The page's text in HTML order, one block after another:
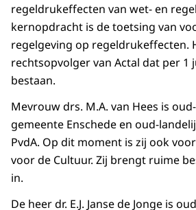
regeldrukeffecten van wet- en
kernopdracht is de toetsing van
regelgeving op regeldrukeffecten.
rechtsopvolger van Actal dat per 1
bestaan.
Mevrouw drs. M.A. van Hees is
gemeente Enschede en oud-
PvdA. Op dit moment is zij ook
voor de Cultuur. Zij brengt ruime
in.
De heer dr. E.J. Janse de Jonge is